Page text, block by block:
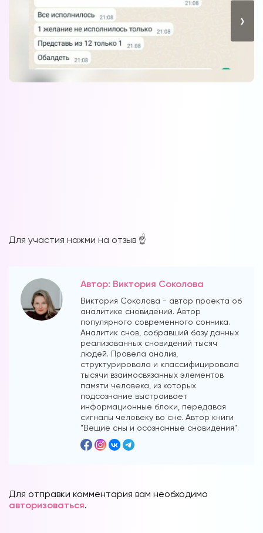
›
Для участия нажми на отзыв ☝️
Автор: Виктория Соколова
Виктория Соколова - автор проекта об
аналитике сновидений. Автор
популярного современного сонника.
Аналитик снов, собравший базу данных
реализованных сновидений тысяч
людей. Провела анализ,
структурировала и классифицировала
тысячи взаимосвязанных элементов
памяти человека, из которых
подсознание выстраивает
информационные блоки, передавая
сигналы человеку во сне. Автор книги
"Вещие сны и осознанные сновидения".
Для отправки комментария вам необходимо
авторизоваться.
Вы можете получать информацию во
снах (проверено более 100000
участниками)
Мы разработали систему практик, с
помощью которой можно получать